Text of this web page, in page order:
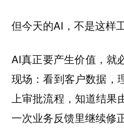
但今天的AI，不是这样
AI真正要产生价值，就
现场：看到客户数据，
上审批流程，知道结
一次业务反馈里继续修正